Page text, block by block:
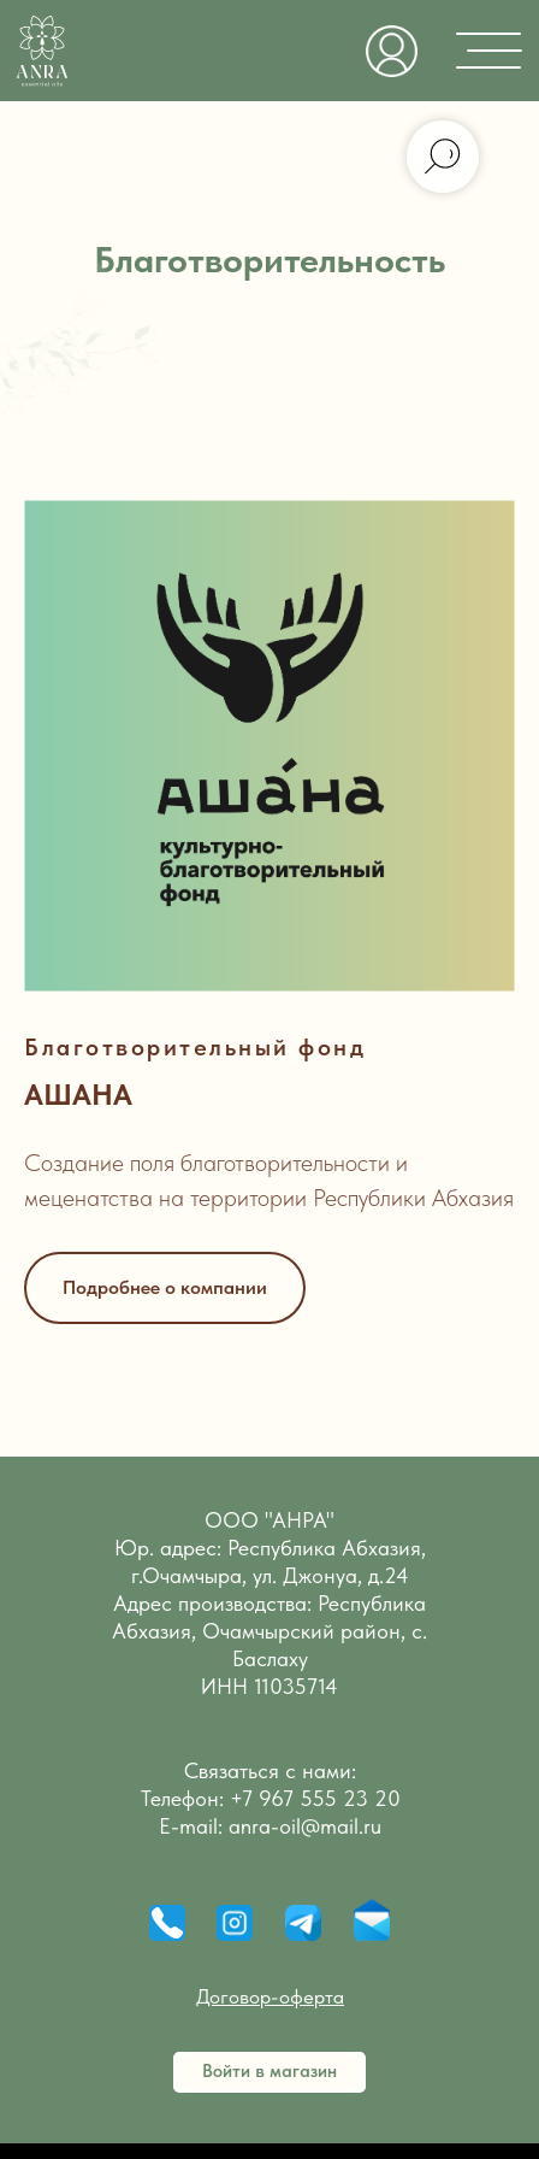
Благотворительность
Благотворительный фонд
АШАНА
Создание поля благотворительности и
меценатства на территории Республики Абхазия
Подробнее о компании
ООО "АНРА"
Юр. адрес: Республика Абхазия,
г.Очамчыра, ул. Джонуа, д.24
Адрес производства: Республика
Абхазия, Очамчырский район, с.
Баслаху
ИНН 11035714
Связаться с нами:
Телефон: +7 967 555 23 20
E-mail: аnra-oil@mail.ru
Договор-оферта
Войти в магазин